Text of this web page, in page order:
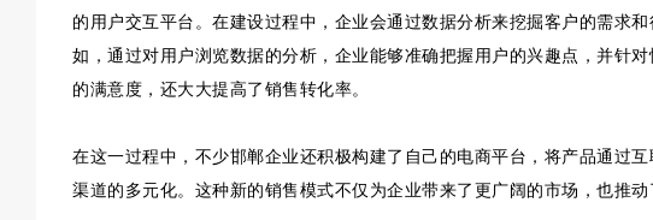
的用户交互平台。在建设过程中，企业会通过数据分析来挖掘客户的需求
如，通过对用户浏览数据的分析，企业能够准确把握用户的兴趣点，并针
的满意度，还大大提高了销售转化率。
在这一过程中，不少邯郸企业还积极构建了自己的电商平台，将产品通过
渠道的多元化。这种新的销售模式不仅为企业带来了更广阔的市场，也推动